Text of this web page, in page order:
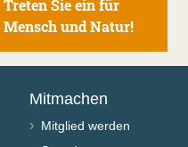
Treten Sie ein für
Mensch und Natur!
Mitmachen
› Mitglied werden